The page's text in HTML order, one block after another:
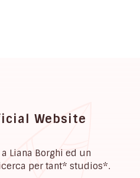
Website
Liana Borghi ed un
per tant* studios*.